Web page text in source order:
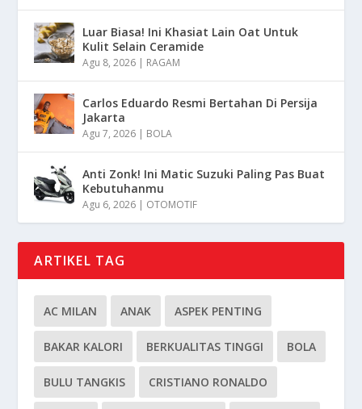
Luar Biasa! Ini Khasiat Lain Oat Untuk
Kulit Selain Ceramide
Agu 8, 2026 | RAGAM
Carlos Eduardo Resmi Bertahan Di Persija
Jakarta
Agu 7, 2026 | BOLA
Anti Zonk! Ini Matic Suzuki Paling Pas Buat
Kebutuhanmu
Agu 6, 2026 | OTOMOTIF
ARTIKEL TAG
AC MILAN ANAK ASPEK PENTING
BAKAR KALORI BERKUALITAS TINGGI BOLA
BULU TANGKIS CRISTIANO RONALDO